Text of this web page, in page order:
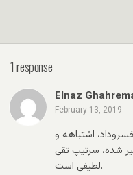
1 response
Elnaz
February 13, 2019
اشتباهه و
شده، سرتیپ تقی
لطیفی است.